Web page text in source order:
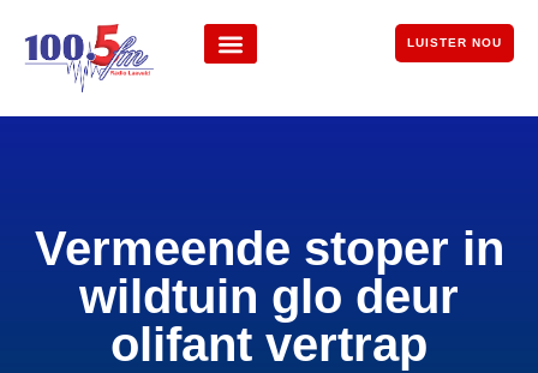
LUISTER NOU
Vermeende stoper in
wildtuin glo deur
olifant vertrap